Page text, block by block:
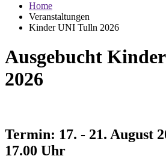
Home
Veranstaltungen
Kinder UNI Tulln 2026
Aus­gebucht
2026
Termin: 17. - 21. August
17.00 Uhr